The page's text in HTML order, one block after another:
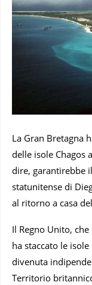
La Gran Bretagna
delle isole Chagos
dire, garantirebbe
statunitense di
al ritorno a casa
Il Regno Unito,
ha staccato le
divenuta
Territorio